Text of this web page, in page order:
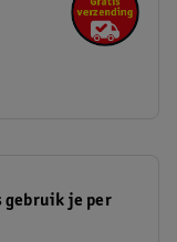
gebruik je per